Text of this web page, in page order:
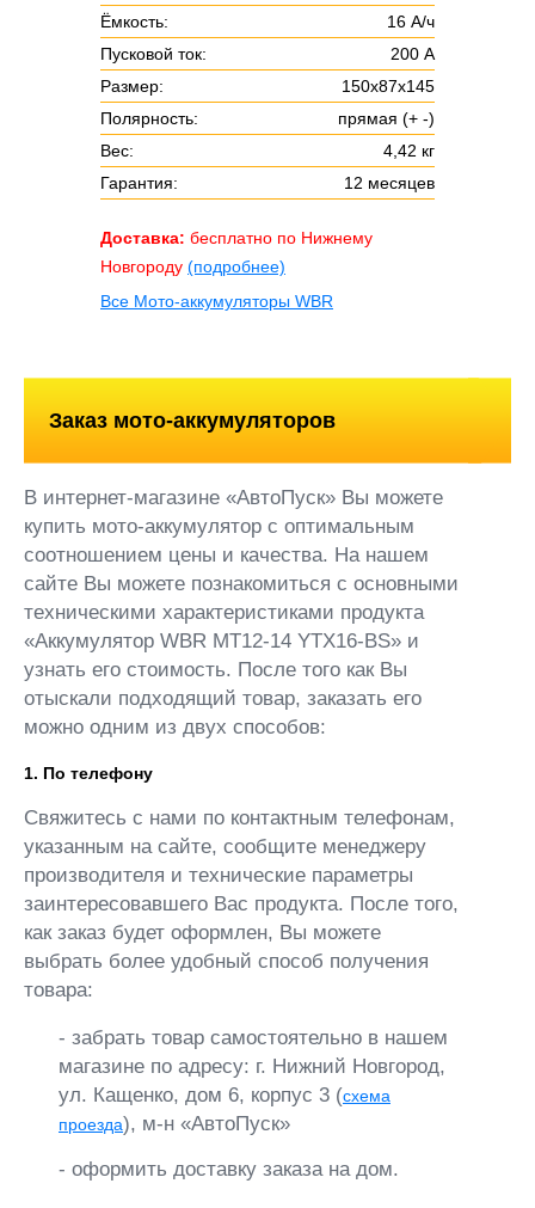
Ёмкость:
16 А/ч
Пусковой ток:
200 А
Размер:
150х87х145
Полярность:
прямая (+ -)
Вес:
4,42 кг
Гарантия:
12 месяцев
Доставка: бесплатно по Нижнему
Новгороду (подробнее)
Все Мото-аккумуляторы WBR
Заказ мото-аккумуляторов
В интернет-магазине «АвтоПуск» Вы можете
купить мото-аккумулятор с оптимальным
соотношением цены и качества. На нашем
сайте Вы можете познакомиться с основными
техническими характеристиками продукта
«Аккумулятор WBR MT12-14 YTX16-BS» и
узнать его стоимость. После того как Вы
отыскали подходящий товар, заказать его
можно одним из двух способов:
1. По телефону
Свяжитесь с нами по контактным телефонам,
указанным на сайте, сообщите менеджеру
производителя и технические параметры
заинтересовавшего Вас продукта. После того,
как заказ будет оформлен, Вы можете
выбрать более удобный способ получения
товара:
- забрать товар самостоятельно в нашем
магазине по адресу: г. Нижний Новгород,
ул. Кащенко, дом 6, корпус 3 (схема
проезда), м-н «АвтоПуск»
- оформить доставку заказа на дом.